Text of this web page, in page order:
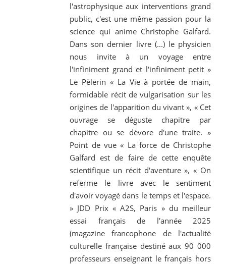
l'astrophysique aux interventions grand
public, c'est une même passion pour la
science qui anime Christophe Galfard.
Dans son dernier livre (...) le physicien
nous invite à un voyage entre
l'infiniment grand et l'infiniment petit »
Le Pèlerin « La Vie à portée de main,
formidable récit de vulgarisation sur les
origines de l'apparition du vivant », « Cet
ouvrage se déguste chapitre par
chapitre ou se dévore d'une traite. »
Point de vue « La force de Christophe
Galfard est de faire de cette enquête
scientifique un récit d'aventure », « On
referme le livre avec le sentiment
d'avoir voyagé dans le temps et l'espace.
» JDD Prix « A2S, Paris » du meilleur
essai français de l'année 2025
(magazine francophone de l'actualité
culturelle française destiné aux 90 000
professeurs enseignant le français hors